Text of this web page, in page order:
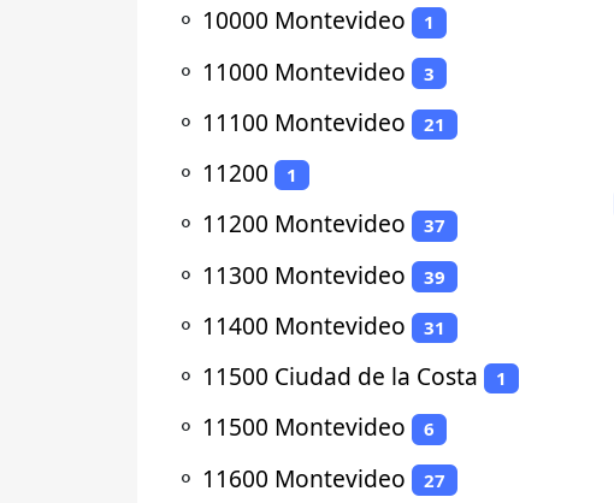
⚬ 10000 Montevideo 1
⚬ 11000 Montevideo 3
⚬ 11100 Montevideo 21
⚬ 11200 1
⚬ 11200 Montevideo 37
⚬ 11300 Montevideo 39
⚬ 11400 Montevideo 31
⚬ 11500 Ciudad de la Costa 1
⚬ 11500 Montevideo 6
⚬ 11600 Montevideo 27